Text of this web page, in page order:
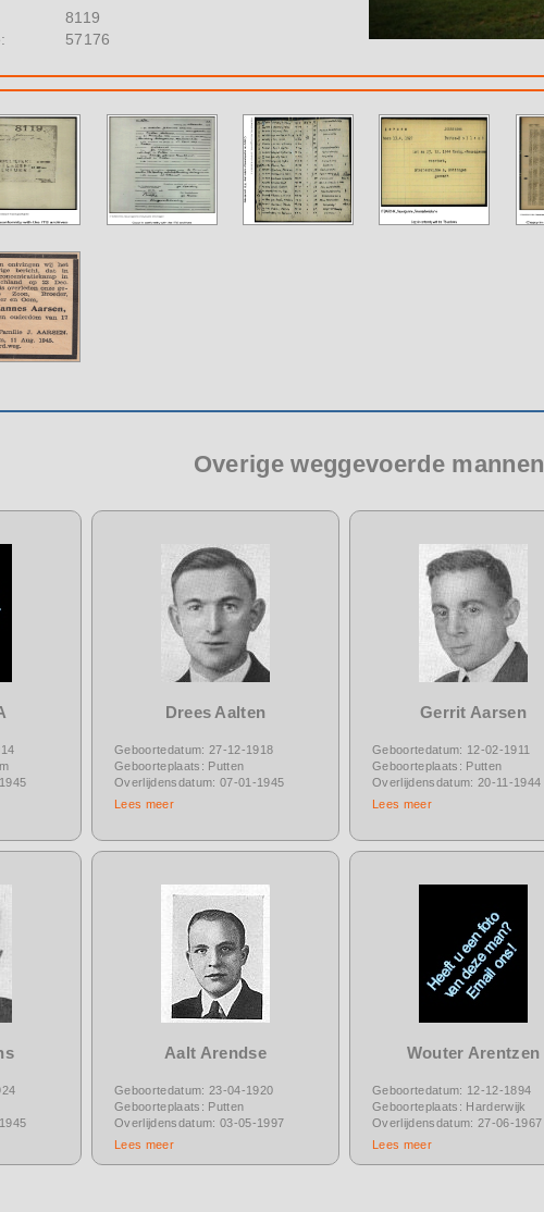
8119
57176
Overige weggevoerde mannen
Drees Aalten
Geboortedatum: 27-12-1918
Geboorteplaats: Putten
Overlijdensdatum: 07-01-1945
Lees meer
Gerrit Aarsen
Geboortedatum: 12-02-1911
Geboorteplaats: Putten
Overlijdensdatum: 20-11-1944
Lees meer
Aalt Arendse
Geboortedatum: 23-04-1920
Geboorteplaats: Putten
Overlijdensdatum: 03-05-1997
Lees meer
Wouter Arentzen
Geboortedatum: 12-12-1894
Geboorteplaats: Harderwijk
Overlijdensdatum: 27-06-1967
Lees meer